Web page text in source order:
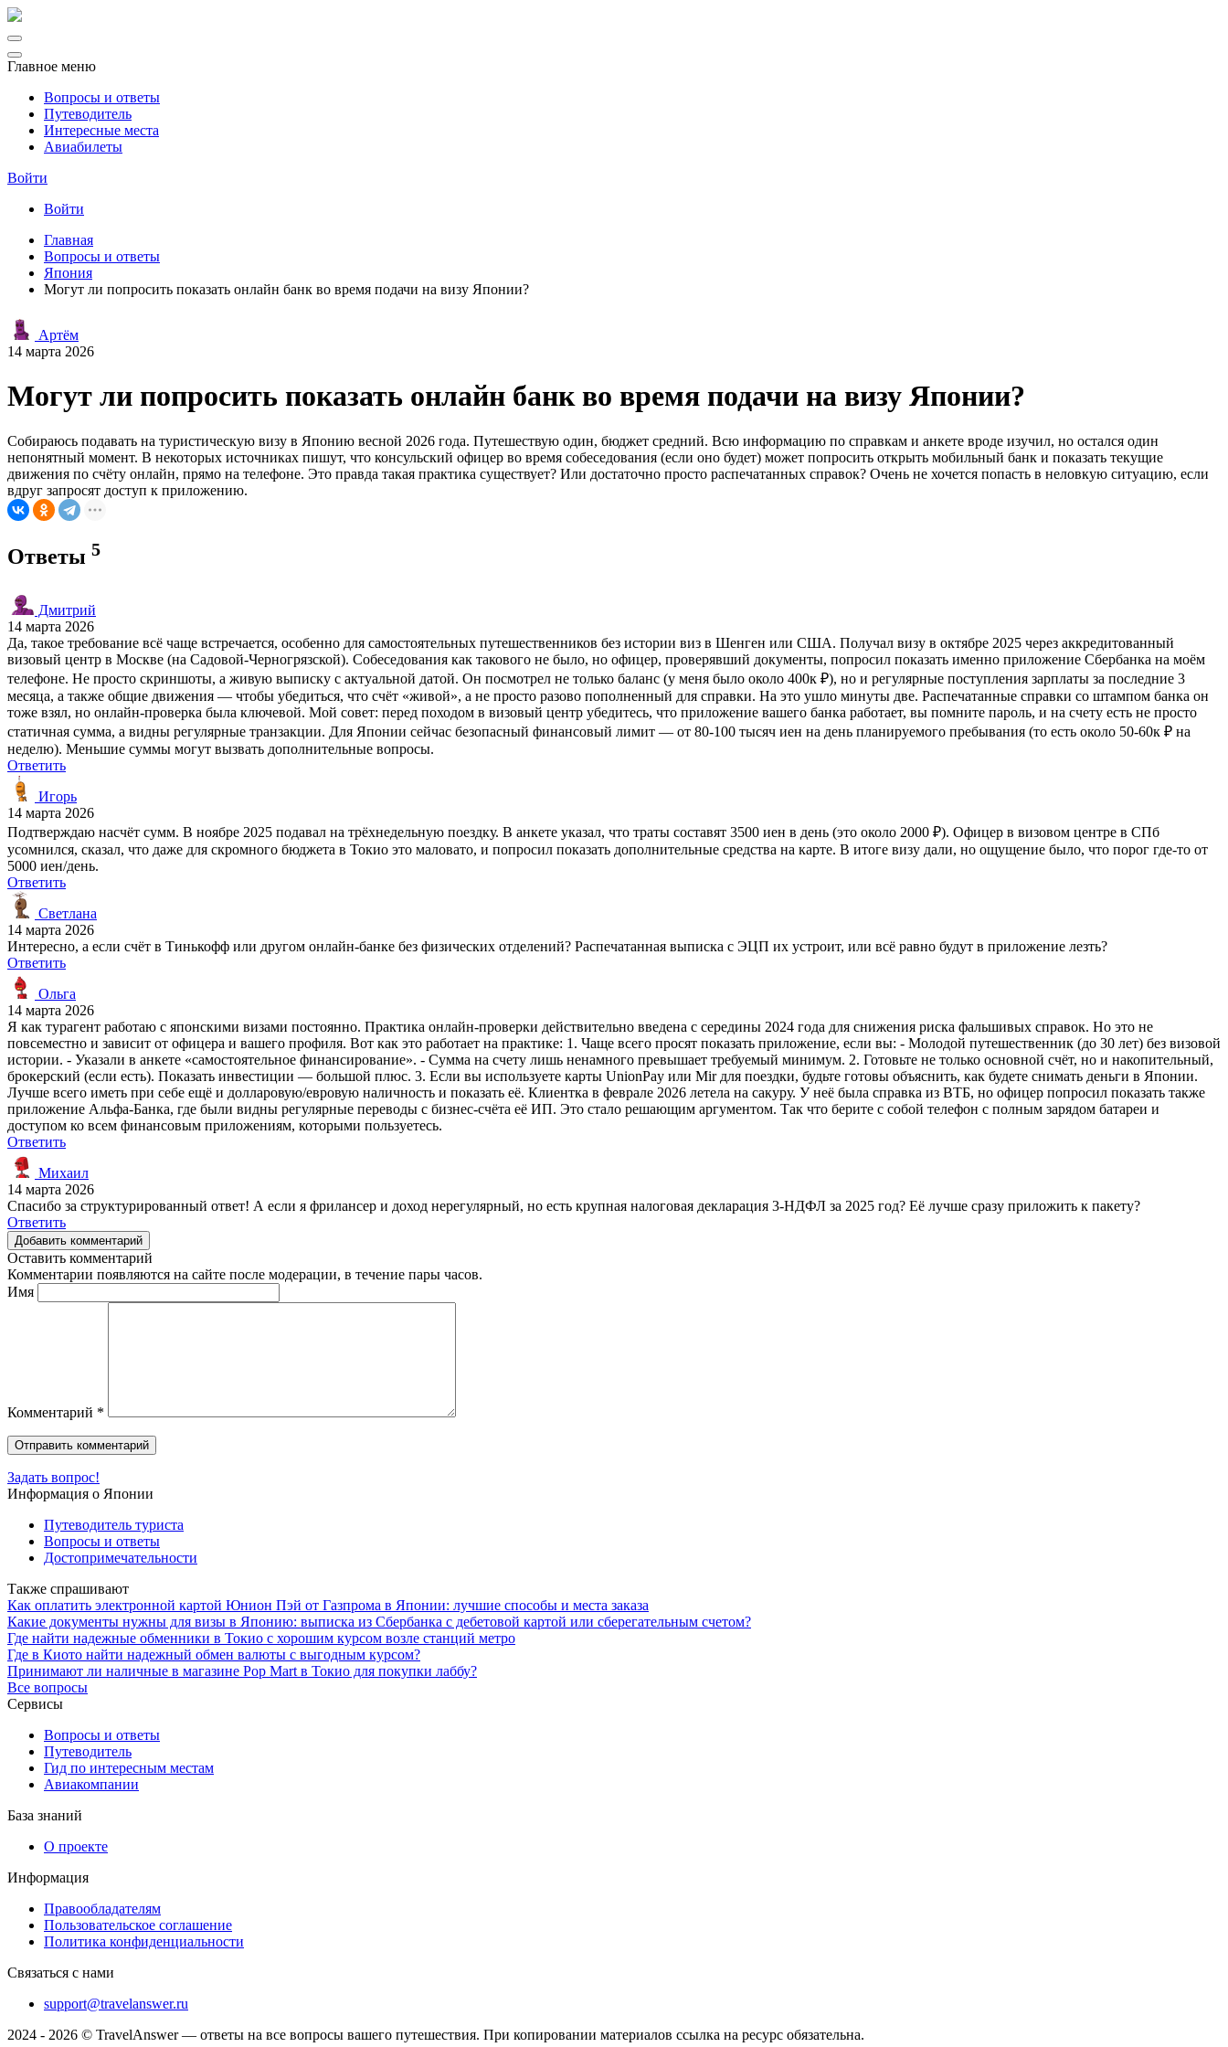
Главное меню
Вопросы и ответы
Путеводитель
Интересные места
Авиабилеты
Войти
Войти
Главная
Вопросы и ответы
Япония
Могут ли попросить показать онлайн банк во время подачи на визу Японии?
Артём
14 марта 2026
Могут ли попросить показать онлайн банк во время подачи на визу Японии?
Собираюсь подавать на туристическую визу в Японию весной 2026 года. Путешествую один, бюджет средний. Всю информацию по справкам и анкете вроде изучил, но остался один
непонятный момент. В некоторых источниках пишут, что консульский офицер во время собеседования (если оно будет) может попросить открыть мобильный банк и показать текущие
движения по счёту онлайн, прямо на телефоне. Это правда такая практика существует? Или достаточно просто распечатанных справок? Очень не хочется попасть в неловкую ситуацию, если
вдруг запросят доступ к приложению.
Ответы 5
Дмитрий
14 марта 2026
Да, такое требование всё чаще встречается, особенно для самостоятельных путешественников без истории виз в Шенген или США. Получал визу в октябре 2025 через аккредитованный
визовый центр в Москве (на Садовой-Черногрязской). Собеседования как такового не было, но офицер, проверявший документы, попросил показать именно приложение Сбербанка на моём
телефоне. Не просто скриншоты, а живую выписку с актуальной датой. Он посмотрел не только баланс (у меня было около 400к ₽), но и регулярные поступления зарплаты за последние 3
месяца, а также общие движения — чтобы убедиться, что счёт «живой», а не просто разово пополненный для справки. На это ушло минуты две. Распечатанные справки со штампом банка он
тоже взял, но онлайн-проверка была ключевой. Мой совет: перед походом в визовый центр убедитесь, что приложение вашего банка работает, вы помните пароль, и на счету есть не просто
статичная сумма, а видны регулярные транзакции. Для Японии сейчас безопасный финансовый лимит — от 80-100 тысяч иен на день планируемого пребывания (то есть около 50-60к ₽ на
неделю). Меньшие суммы могут вызвать дополнительные вопросы.
Ответить
Игорь
14 марта 2026
Подтверждаю насчёт сумм. В ноябре 2025 подавал на трёхнедельную поездку. В анкете указал, что траты составят 3500 иен в день (это около 2000 ₽). Офицер в визовом центре в СПб
усомнился, сказал, что даже для скромного бюджета в Токио это маловато, и попросил показать дополнительные средства на карте. В итоге визу дали, но ощущение было, что порог где-то от
5000 иен/день.
Ответить
Светлана
14 марта 2026
Интересно, а если счёт в Тинькофф или другом онлайн-банке без физических отделений? Распечатанная выписка с ЭЦП их устроит, или всё равно будут в приложение лезть?
Ответить
Ольга
14 марта 2026
Я как турагент работаю с японскими визами постоянно. Практика онлайн-проверки действительно введена с середины 2024 года для снижения риска фальшивых справок. Но это не
повсеместно и зависит от офицера и вашего профиля. Вот как это работает на практике: 1. Чаще всего просят показать приложение, если вы: - Молодой путешественник (до 30 лет) без визовой
истории. - Указали в анкете «самостоятельное финансирование». - Сумма на счету лишь ненамного превышает требуемый минимум. 2. Готовьте не только основной счёт, но и накопительный,
брокерский (если есть). Показать инвестиции — большой плюс. 3. Если вы используете карты UnionPay или Mir для поездки, будьте готовы объяснить, как будете снимать деньги в Японии.
Лучше всего иметь при себе ещё и долларовую/евровую наличность и показать её. Клиентка в феврале 2026 летела на сакуру. У неё была справка из ВТБ, но офицер попросил показать также
приложение Альфа-Банка, где были видны регулярные переводы с бизнес-счёта её ИП. Это стало решающим аргументом. Так что берите с собой телефон с полным зарядом батареи и
доступом ко всем финансовым приложениям, которыми пользуетесь.
Ответить
Михаил
14 марта 2026
Спасибо за структурированный ответ! А если я фрилансер и доход нерегулярный, но есть крупная налоговая декларация 3-НДФЛ за 2025 год? Её лучше сразу приложить к пакету?
Ответить
Добавить комментарий
Оставить комментарий
Комментарии появляются на сайте после модерации, в течение пары часов.
Имя
Комментарий *
Задать вопрос!
Информация о Японии
Путеводитель туриста
Вопросы и ответы
Достопримечательности
Также спрашивают
Как оплатить электронной картой Юнион Пэй от Газпрома в Японии: лучшие способы и места заказа
Какие документы нужны для визы в Японию: выписка из Сбербанка с дебетовой картой или сберегательным счетом?
Где найти надежные обменники в Токио с хорошим курсом возле станций метро
Где в Киото найти надежный обмен валюты с выгодным курсом?
Принимают ли наличные в магазине Pop Mart в Токио для покупки лаббу?
Все вопросы
Сервисы
Вопросы и ответы
Путеводитель
Гид по интересным местам
Авиакомпании
База знаний
О проекте
Информация
Правообладателям
Пользовательское соглашение
Политика конфиденциальности
Связаться с нами
support@travelanswer.ru
2024 - 2026 © TravelAnswer — ответы на все вопросы вашего путешествия. При копировании материалов ссылка на ресурс обязательна.